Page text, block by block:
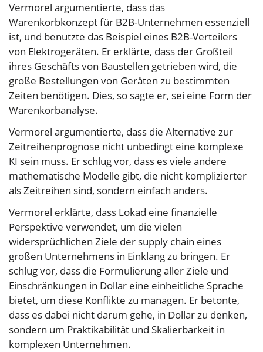
Vermorel argumentierte, dass das
Warenkorbkonzept für B2B-Unternehmen essenziell
ist, und benutzte das Beispiel eines B2B-Verteilers
von Elektrogeräten. Er erklärte, dass der Großteil
ihres Geschäfts von Baustellen getrieben wird, die
große Bestellungen von Geräten zu bestimmten
Zeiten benötigen. Dies, so sagte er, sei eine Form der
Warenkorbanalyse.
Vermorel argumentierte, dass die Alternative zur
Zeitreihenprognose nicht unbedingt eine komplexe
KI sein muss. Er schlug vor, dass es viele andere
mathematische Modelle gibt, die nicht komplizierter
als Zeitreihen sind, sondern einfach anders.
Vermorel erklärte, dass Lokad eine finanzielle
Perspektive verwendet, um die vielen
widersprüchlichen Ziele der supply chain eines
großen Unternehmens in Einklang zu bringen. Er
schlug vor, dass die Formulierung aller Ziele und
Einschränkungen in Dollar eine einheitliche Sprache
bietet, um diese Konflikte zu managen. Er betonte,
dass es dabei nicht darum gehe, in Dollar zu denken,
sondern um Praktikabilität und Skalierbarkeit in
komplexen Unternehmen.